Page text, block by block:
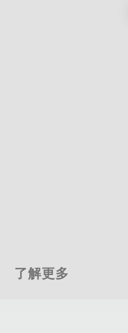
了解更多